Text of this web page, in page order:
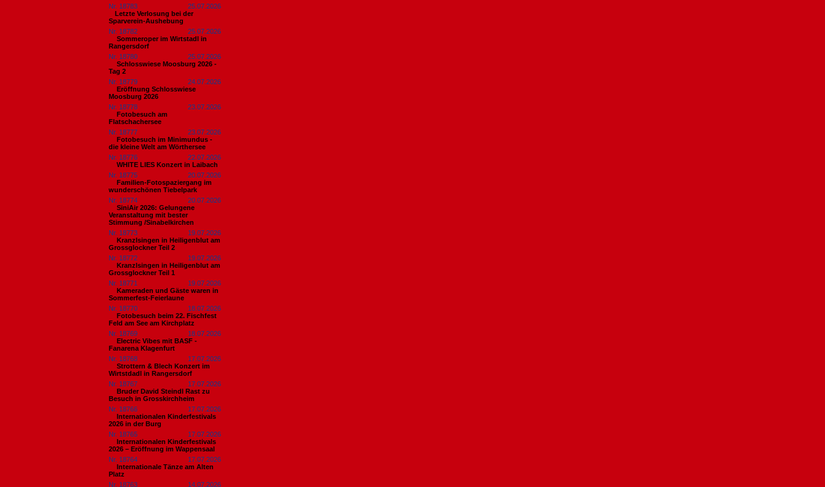
Nr. 18783
25.07.2026
​Letzte Verlosung bei der
Sparverein-Aushebung
Nr. 18782
25.07.2026
Sommeroper im Wirtstadl in
Rangersdorf
Nr. 18780
25.07.2026
Schlosswiese Moosburg 2026 -
Tag 2
Nr. 18779
24.07.2026
Eröffnung Schlosswiese
Moosburg 2026
Nr. 18778
23.07.2026
Fotobesuch am
Flatschachersee
Nr. 18777
23.07.2026
Fotobesuch im Minimundus -
die kleine Welt am Wörthersee
Nr. 18776
22.07.2026
WHITE LIES Konzert in Laibach
Nr. 18775
20.07.2026
Familien-Fotospaziergang im
wunderschönen Tiebelpark
Nr. 18774
20.07.2026
SiniAir 2026: Gelungene
Veranstaltung mit bester
Stimmung /Sinabelkirchen
Nr. 18773
19.07.2026
Kranzlsingen in Heiligenblut am
Grossglockner Teil 2
Nr. 18772
19.07.2026
Kranzlsingen in Heiligenblut am
Grossglockner Teil 1
Nr. 18771
19.07.2026
Kameraden und Gäste waren in
Sommerfest-Feierlaune
Nr. 18770
18.07.2026
Fotobesuch beim 22. Fischfest
Feld am See am Kirchplatz
Nr. 18769
18.07.2026
Electric Vibes mit BASF -
Fanarena Klagenfurt
Nr. 18768
17.07.2026
Strottern & Blech Konzert im
Wirtstdadl in Rangersdorf
Nr. 18767
17.07.2026
Bruder David Steindl Rast zu
Besuch in Grosskirchheim
Nr. 18766
17.07.2026
Internationalen Kinderfestivals
2026 in der Burg
Nr. 18765
17.07.2026
Internationalen Kinderfestivals
2026 – Eröffnung im Wappensaal
Nr. 18764
17.07.2026
Internationale Tänze am Alten
Platz
Nr. 18763
14.07.2026